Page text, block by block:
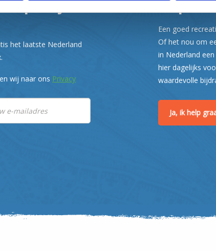
het laatste Nederland
wij naar ons Privacy
Een goed
Of het nou om
in Nederland
hier dagelijks
waardevolle
Ja, ik help